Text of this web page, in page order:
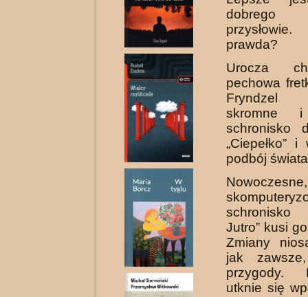
prawda?
Urocza
pechowa
Fryndzel
skromne i
schronisko
„Ciepełko”
podbój
Nowoczesne,
Jutro” kusi
Zmiany
jak
przygody.
utknie się